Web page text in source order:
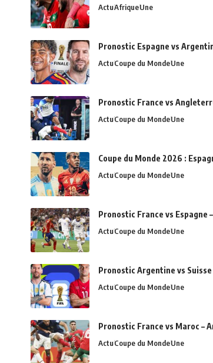
ActuAfriqueUne
Pronostic Espagne vs
ActuCoupe du MondeUne
Pronostic France vs
ActuCoupe du MondeUne
Coupe du Monde 2026 :
ActuCoupe du MondeUne
Pronostic France vs Espagne
ActuCoupe du MondeUne
Pronostic Argentine vs
ActuCoupe du MondeUne
Pronostic France vs Maroc –
ActuCoupe du MondeUne